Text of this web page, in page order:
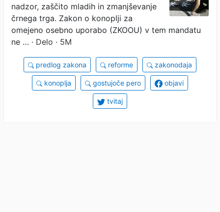
nadzor, zaščito mladih in zmanjševanje
črnega trga. Zakon o konoplji za
omejeno osebno uporabo (ZKOOU) v tem mandatu
ne … · Delo · 5M
predlog zakona reforme zakonodaja
konoplja gostujoče pero objavi
tvitaj